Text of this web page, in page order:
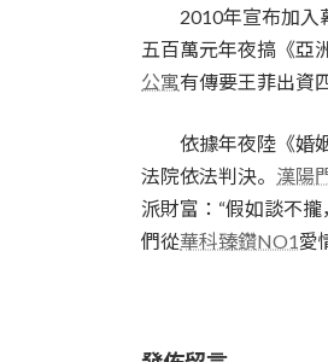
2010年宣布加入幕
五百萬元年夜搞《亞
公寓有傳要王菲出資
依據年夜陸《婚姻
法院依法判決。 漢陽
派財富：“假如談不
們從華科臻鑽NO1愛